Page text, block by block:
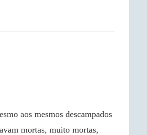
mortas, muito mortas,